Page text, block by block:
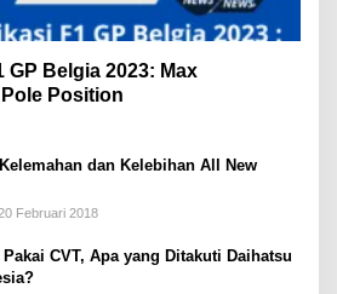
GP Belgia 2023: Max
Position
dan Kelebihan All New
Februari 2018
Pakai CVT, Apa yang Ditakuti Daihatsu